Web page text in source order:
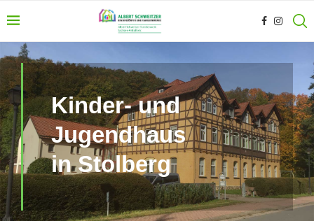
Kinder- und
Jugendhaus
in Stolberg